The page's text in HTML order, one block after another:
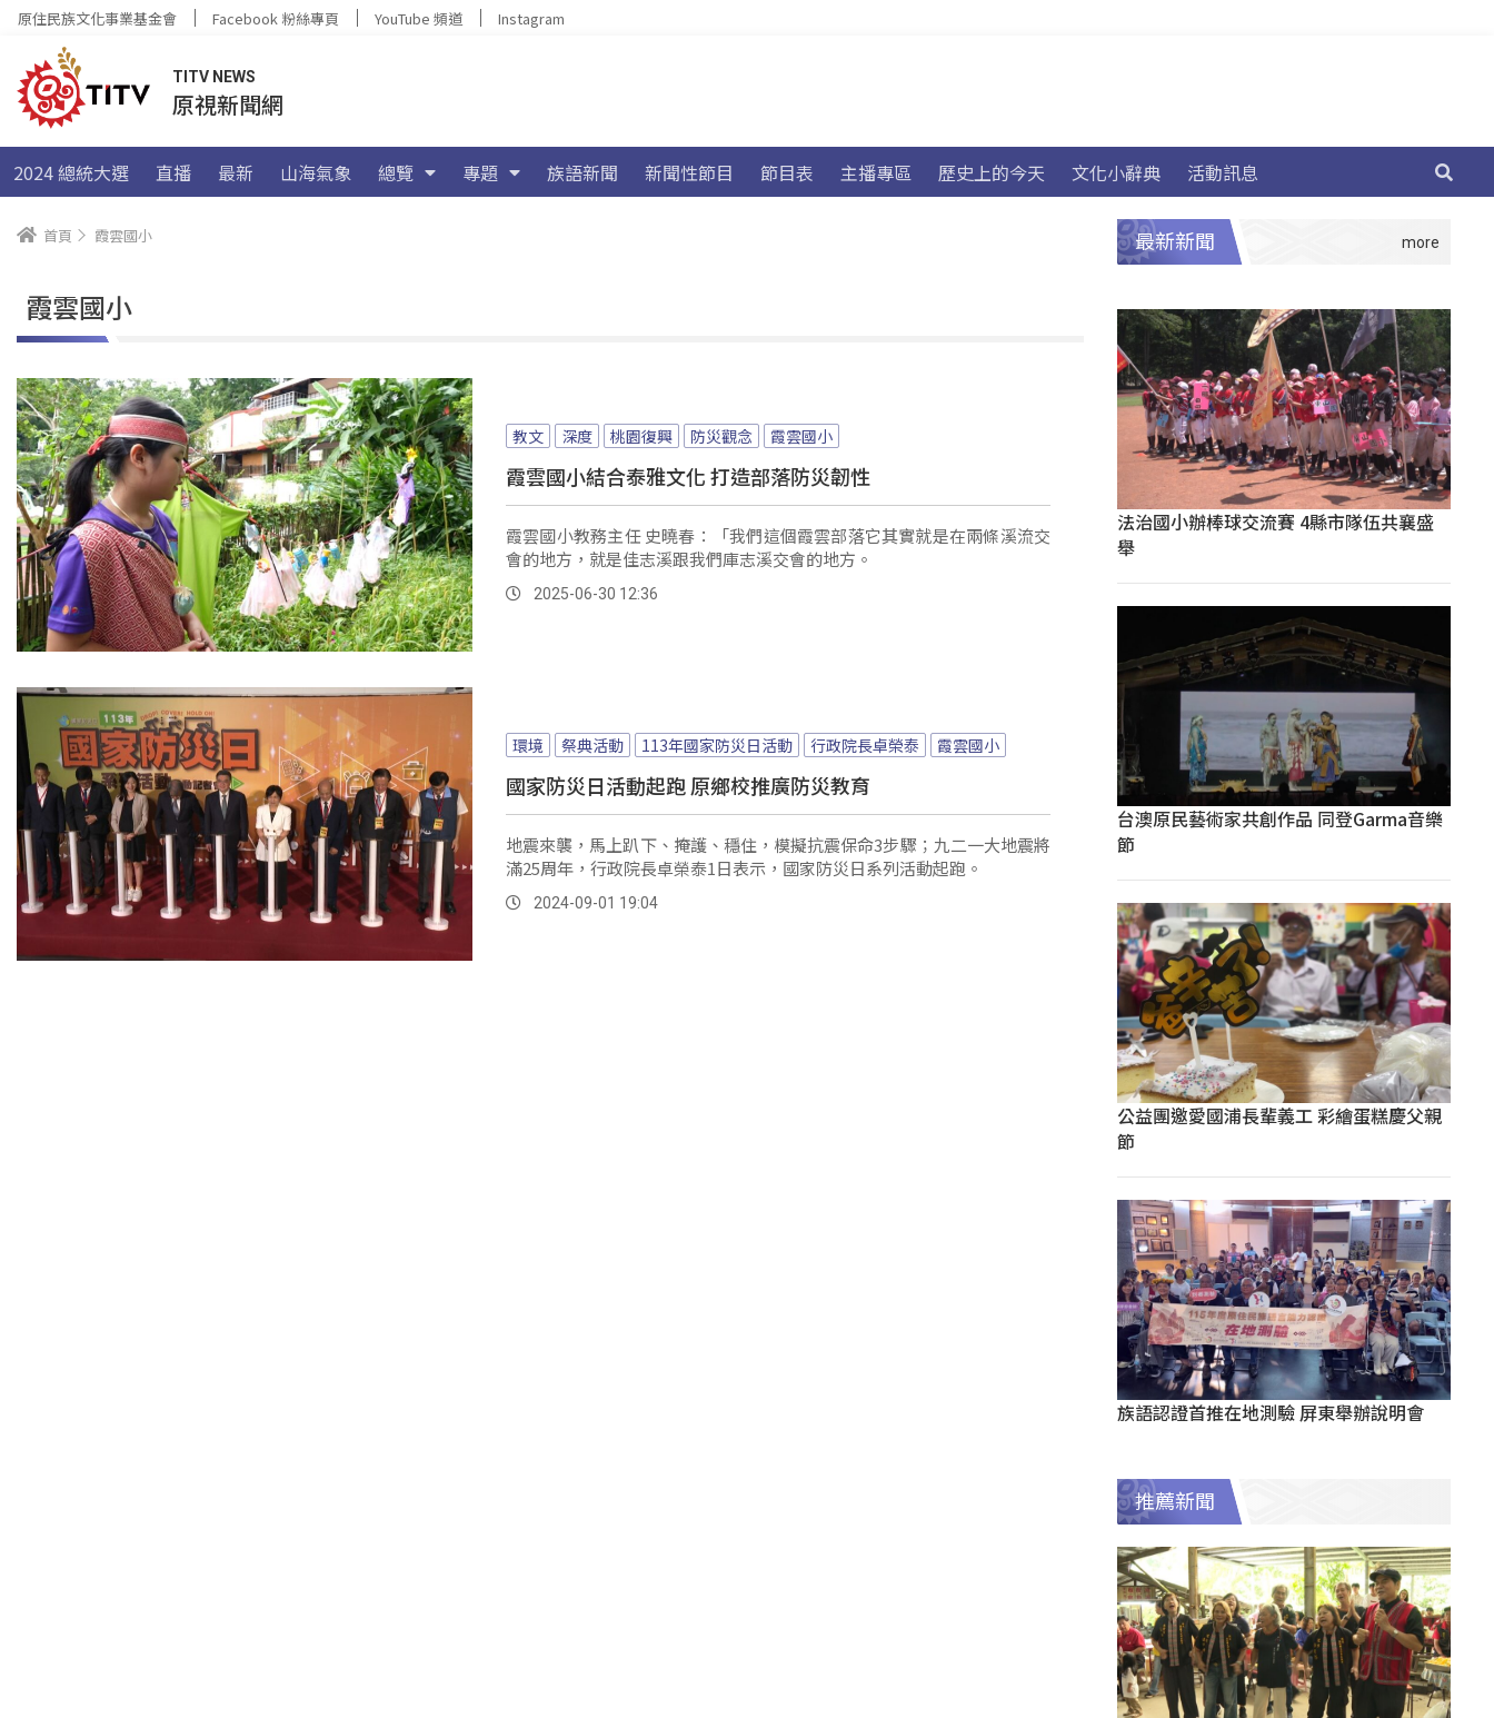
原住民族文化事業基金會 Facebook 粉絲專頁 YouTube 頻道 Instagram
TITV NEWS
原視新聞網
2024 總統大選 直播 最新 山海氣象 總覽 專題 族語新聞 新聞性節目 節目表 主播專區 歷史上的今天 文化小辭典 活動訊息
首頁 霞雲國小
霞雲國小
教文 深度 桃園復興 防災觀念 霞雲國小
霞雲國小結合泰雅文化 打造部落防災韌性
霞雲國小教務主任 史曉春：「我們這個霞雲部落它其實就是在兩條溪流交
會的地方，就是佳志溪跟我們庫志溪交會的地方。
2025-06-30 12:36
環境 祭典活動 113年國家防災日活動 行政院長卓榮泰 霞雲國小
國家防災日活動起跑 原鄉校推廣防災教育
地震來襲，馬上趴下、掩護、穩住，模擬抗震保命3步驟；九二一大地震將
滿25周年，行政院長卓榮泰1日表示，國家防災日系列活動起跑。
2024-09-01 19:04
最新新聞
法治國小辦棒球交流賽 4縣市隊伍共襄盛
舉
台澳原民藝術家共創作品 同登Garma音樂
節
公益團邀愛國浦長輩義工 彩繪蛋糕慶父親
節
族語認證首推在地測驗 屏東舉辦說明會
推薦新聞